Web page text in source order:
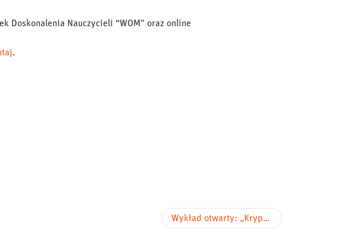
Doskonalenia Nauczycieli “WOM” oraz online
.
Wykład otwarty: „Kryptowaluty: między wolnością a nadzorem” (CNTI, 20 marca 2026 r.)